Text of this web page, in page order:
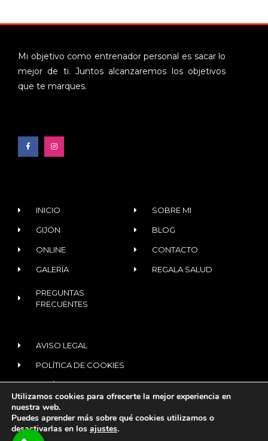
Mi objetivo como entrenador personal es sacar lo
mejor de ti. Juntos alcanzaremos los objetivos
que te marques.
INICIO
GIJÓN
ONLINE
GALERÍA
PREGUNTAS
FRECUENTES
SOBRE MI
BLOG
CONTACTO
REGALA SALUD
AVISO LEGAL
POLÍTICA DE COOKIES
POLÍTICA DE PRIVACIDAD
© 2020 ALL RIGHTS RESERVED​
Utilizamos cookies para ofrecerte la mejor experiencia en
nuestra web.
Puedes aprender más sobre qué cookies utilizamos o
desactivarlas en los ajustes.